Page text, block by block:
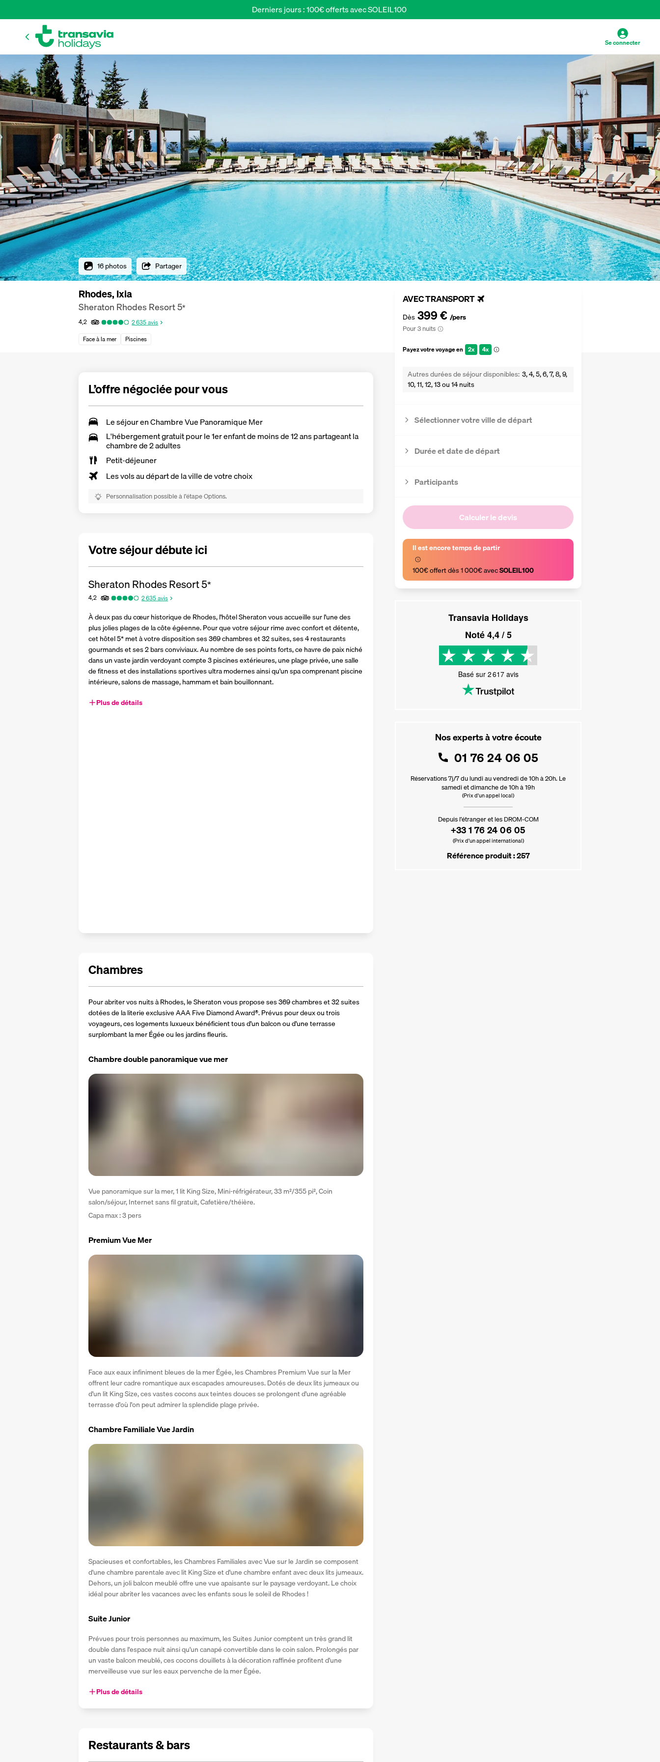
Derniers jours : 100€ offerts avec SOLEIL100
Se connecter
16 photos Partager
Rhodes, Ixia
Sheraton Rhodes Resort5*
4,2 2 635avis
Face à la mer
Piscines
AVEC TRANSPORT
Dès 399 € /pers
Pour 3 nuits
Payez votre voyage en 2x 4x
Autres durées de séjour disponibles 3, 4, 5, 6, 7, 8, 9,
10, 11, 12, 13 ou 14 nuits
Sélectionner votre ville de départ
Durée et date de départ
Participants
Calculer le devis
Il est encore temps de partir
100€ offert dès 1 000€ avec SOLEIL100
Transavia Holidays
Noté4,4/ 5
Basé sur 2 617avis
Nos experts à votre écoute
01 76 24 06 05
Réservations 7j/7 du lundi au vendredi de 10h à 20h. Le
samedi et dimanche de 10h à 19h
(Prix d'un appel local)
Depuis l’étranger et les DROM-COM
+33 1 76 24 06 05
(Prix d’un appel international)
Référence produit : 257
L’offre négociée pour vous
Le séjour enChambre Vue Panoramique Mer
L'hébergement gratuit pour le 1er enfant de moins de 12 ans partageant la
chambre de 2 adultes
Petit-déjeuner
Les vols au départ de la ville de votre choix
Personnalisation possible à l’étape Options.
Votre séjour débute ici
Sheraton Rhodes Resort5*
4,2 2 635avis
À deux pas du cœur historique de Rhodes, l'hôtel Sheraton vous accueille sur l'une des
plus jolies plages de la côte égéenne. Pour que votre séjour rime avec confort et détente,
cet hôtel 5* met à votre disposition ses 369 chambres et 32 suites, ses 4 restaurants
gourmands et ses 2 bars conviviaux. Au nombre de ses points forts, ce havre de paix niché
dans un vaste jardin verdoyant compte 3 piscines extérieures, une plage privée, une salle
de fitness et des installations sportives ultra modernes ainsi qu'un spa comprenant piscine
intérieure, salons de massage, hammam et bain bouillonnant.
Plus de détails
Chambres
Pour abriter vos nuits à Rhodes, le Sheraton vous propose ses 369 chambres et 32 suites
dotées de la literie exclusive AAA Five Diamond Award®. Prévus pour deux ou trois
voyageurs, ces logements luxueux bénéficient tous d'un balcon ou d'une terrasse
surplombant la mer Égée ou les jardins fleuris.
Chambre double panoramique vue mer
Vue panoramique sur la mer, 1 lit King Size, Mini-réfrigérateur, 33 m²/355 pi², Coin
salon/séjour, Internet sans fil gratuit, Cafetière/théière.
Capa max : 3 pers
Premium Vue Mer
Face aux eaux infiniment bleues de la mer Égée, les Chambres Premium Vue sur la Mer
offrent leur cadre romantique aux escapades amoureuses. Dotés de deux lits jumeaux ou
d'un lit King Size, ces vastes cocons aux teintes douces se prolongent d'une agréable
terrasse d'où l'on peut admirer la splendide plage privée.
Chambre Familiale Vue Jardin
Spacieuses et confortables, les Chambres Familiales avec Vue sur le Jardin se composent
d'une chambre parentale avec lit King Size et d'une chambre enfant avec deux lits jumeaux.
Dehors, un joli balcon meublé offre une vue apaisante sur le paysage verdoyant. Le choix
idéal pour abriter les vacances avec les enfants sous le soleil de Rhodes !
Suite Junior
Prévues pour trois personnes au maximum, les Suites Junior comptent un très grand lit
double dans l'espace nuit ainsi qu'un canapé convertible dans le coin salon. Prolongés par
un vaste balcon meublé, ces cocons douillets à la décoration raffinée profitent d'une
merveilleuse vue sur les eaux pervenche de la mer Égée.
Plus de détails
Restaurants & bars